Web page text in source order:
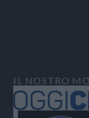
IL NOSTRO